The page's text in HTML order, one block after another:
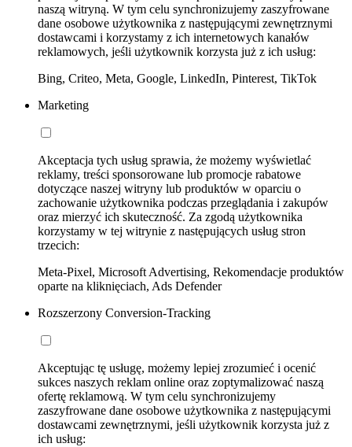
naszą witryną. W tym celu synchronizujemy zaszyfrowane
dane osobowe użytkownika z następującymi zewnętrznymi
dostawcami i korzystamy z ich internetowych kanałów
reklamowych, jeśli użytkownik korzysta już z ich usług:
Bing, Criteo, Meta, Google, LinkedIn, Pinterest, TikTok
Marketing
Akceptacja tych usług sprawia, że możemy wyświetlać
reklamy, treści sponsorowane lub promocje rabatowe
dotyczące naszej witryny lub produktów w oparciu o
zachowanie użytkownika podczas przeglądania i zakupów
oraz mierzyć ich skuteczność. Za zgodą użytkownika
korzystamy w tej witrynie z następujących usług stron
trzecich:
Meta-Pixel, Microsoft Advertising, Rekomendacje produktów
oparte na kliknięciach, Ads Defender
Rozszerzony Conversion-Tracking
Akceptując tę usługę, możemy lepiej zrozumieć i ocenić
sukces naszych reklam online oraz zoptymalizować naszą
ofertę reklamową. W tym celu synchronizujemy
zaszyfrowane dane osobowe użytkownika z następującymi
dostawcami zewnętrznymi, jeśli użytkownik korzysta już z
ich usług: